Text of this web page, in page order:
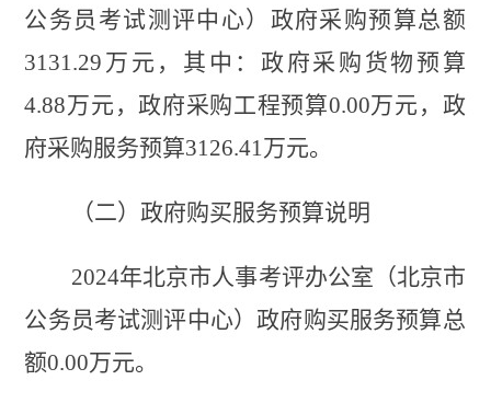
公务员考试测评中心） 政府采购预算总额
3131.29 万元，其中：政府采购货物预算
4.88万元，政府采购工程预算0.00万元， 政
府采购服务预算3126.41万元。
（二）政府购买服务预算说明
2024年北京市人事考评办公室（北京市
公务员考试测评中心）政府购买服务预算总
额0.00万元。